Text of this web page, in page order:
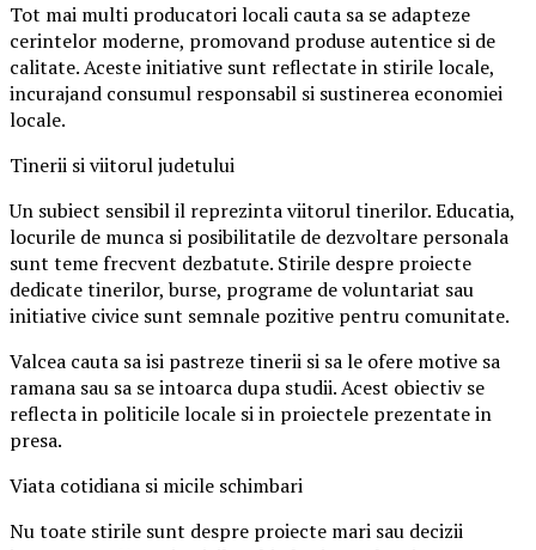
Tot mai multi producatori locali cauta sa se adapteze
cerintelor moderne, promovand produse autentice si de
calitate. Aceste initiative sunt reflectate in stirile locale,
incurajand consumul responsabil si sustinerea economiei
locale.
Tinerii si viitorul judetului
Un subiect sensibil il reprezinta viitorul tinerilor. Educatia,
locurile de munca si posibilitatile de dezvoltare personala
sunt teme frecvent dezbatute. Stirile despre proiecte
dedicate tinerilor, burse, programe de voluntariat sau
initiative civice sunt semnale pozitive pentru comunitate.
Valcea cauta sa isi pastreze tinerii si sa le ofere motive sa
ramana sau sa se intoarca dupa studii. Acest obiectiv se
reflecta in politicile locale si in proiectele prezentate in
presa.
Viata cotidiana si micile schimbari
Nu toate stirile sunt despre proiecte mari sau decizii